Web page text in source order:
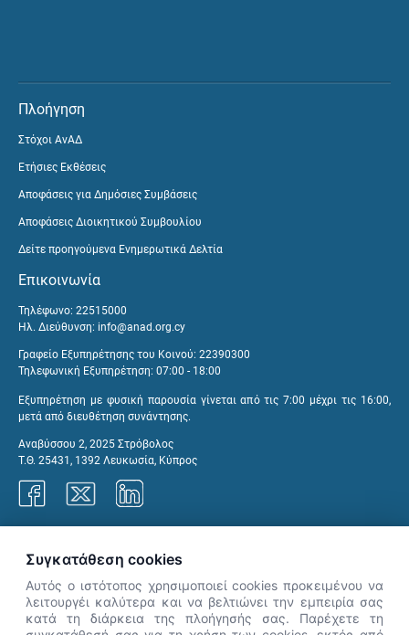
Πλοήγηση
Στόχοι ΑνΑΔ
Ετήσιες Εκθέσεις
Αποφάσεις για Δημόσιες Συμβάσεις
Αποφάσεις Διοικητικού Συμβουλίου
Δείτε προηγούμενα Ενημερωτικά Δελτία
Επικοινωνία
Τηλέφωνο: 22515000
Ηλ. Διεύθυνση: info@anad.org.cy
Γραφείο Εξυπηρέτησης του Κοινού: 22390300
Τηλεφωνική Εξυπηρέτηση: 07:00 - 18:00
Εξυπηρέτηση με φυσική παρουσία γίνεται από τις 7:00 μέχρι τις 16:00,
μετά από διευθέτηση συνάντησης.
Αναβύσσου 2, 2025 Στρόβολος
Τ.Θ. 25431, 1392 Λευκωσία, Κύπρος
Συγκατάθεση cookies
Αυτός ο ιστότοπος χρησιμοποιεί cookies προκειμένου να
λειτουργέι καλύτερα και να βελτιώνει την εμπειρία σας
κατά τη διάρκεια της πλοήγησής σας. Παρέχετε τη